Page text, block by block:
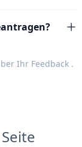
Ihr Feedback.